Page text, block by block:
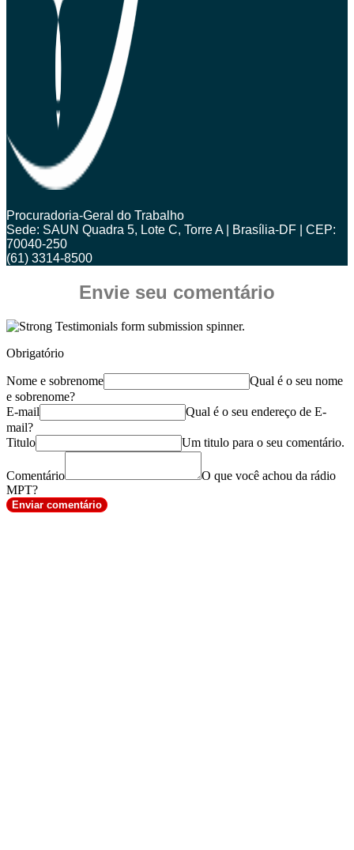
Procuradoria-Geral do Trabalho
Sede: SAUN Quadra 5, Lote C, Torre A | Brasília-DF | CEP:
70040-250
(61) 3314-8500
Envie seu comentário
Obrigatório
Nome e sobrenome
Qual é o seu nome
e sobrenome?
E-mail
Qual é o seu endereço de E-
mail?
Titulo
Um titulo para o seu comentário.
Comentário
O que você achou da rádio
MPT?